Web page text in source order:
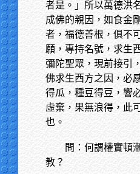
者是。」所以萬德洪
成佛的親因，如食金
者，福德善根，俱不
願，專持名號，求生
彌陀聖眾，現前接引
佛求生西方之因，必
得瓜，種豆得豆，響
虛棄，果無浪得，此
也。
問：何謂權實頓
教？